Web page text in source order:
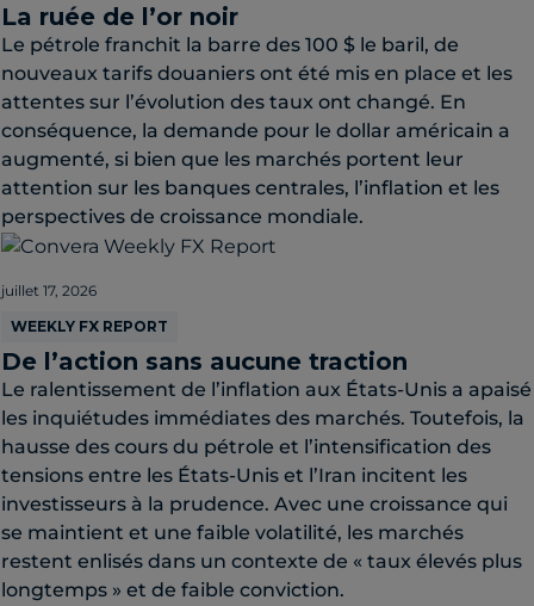
La ruée de l’or noir
Le pétrole franchit la barre des 100 $ le baril, de
nouveaux tarifs douaniers ont été mis en place et les
attentes sur l’évolution des taux ont changé. En
conséquence, la demande pour le dollar américain a
augmenté, si bien que les marchés portent leur
attention sur les banques centrales, l’inflation et les
perspectives de croissance mondiale.
juillet 17, 2026
WEEKLY FX REPORT
De l’action sans aucune traction
Le ralentissement de l’inflation aux États-Unis a apaisé
les inquiétudes immédiates des marchés. Toutefois, la
hausse des cours du pétrole et l’intensification des
tensions entre les États-Unis et l’Iran incitent les
investisseurs à la prudence. Avec une croissance qui
se maintient et une faible volatilité, les marchés
restent enlisés dans un contexte de « taux élevés plus
longtemps » et de faible conviction.